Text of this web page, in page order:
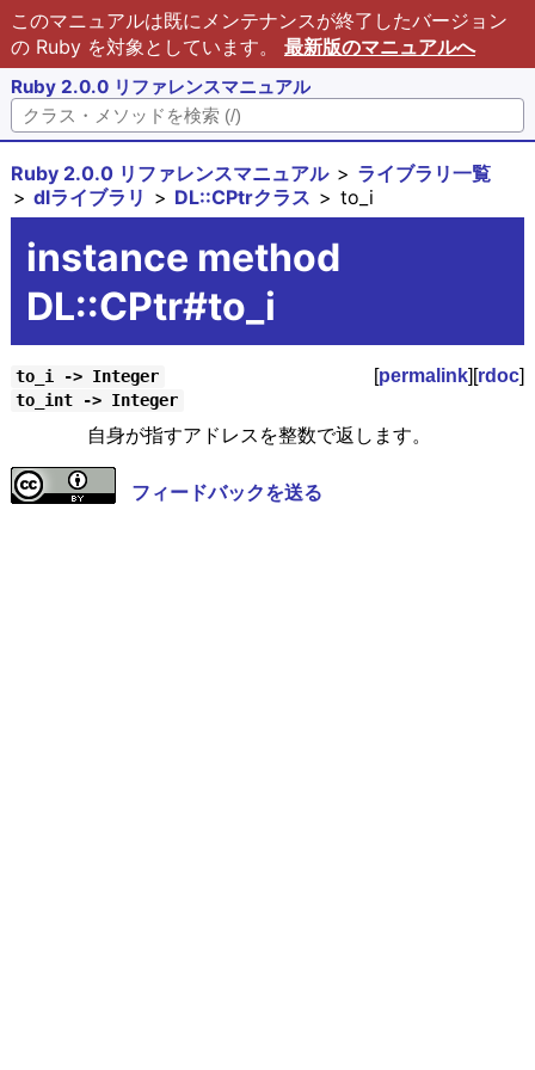
このマニュアルは既にメンテナンスが終了したバージョン
の Ruby を対象としています。 最新版のマニュアルへ
Ruby 2.0.0 リファレンスマニュアル
Ruby 2.0.0 リファレンスマニュアル
ライブラリ一覧
dlライブラリ
DL::CPtrクラス to_i
instance method
DL::CPtr#to_i
to_i -> Integer [permalink][rdoc]
to_int -> Integer
自身が指すアドレスを整数で返します。
フィードバックを送る